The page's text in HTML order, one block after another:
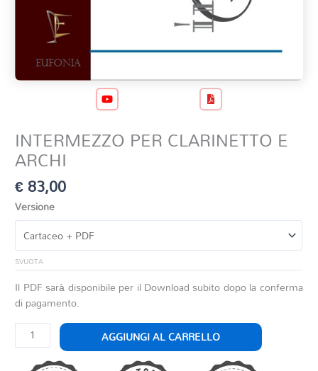
INTERMEZZO PER CLARINETTO E
ARCHI
€83,00
Versione
SVUOTA
Il PDF sarà disponibile per il Download subito dopo la conferma
di pagamento.
INTERMEZZO
PER
CLARINETTO
AGGIUNGI AL CARRELLO